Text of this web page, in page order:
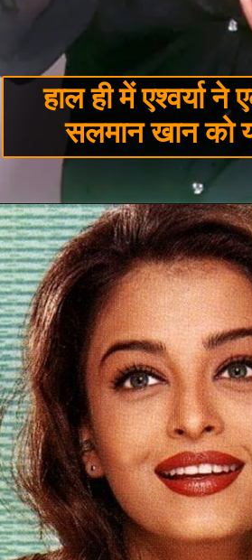
हाल ही में एश्वर्या ने
सलमान खान को